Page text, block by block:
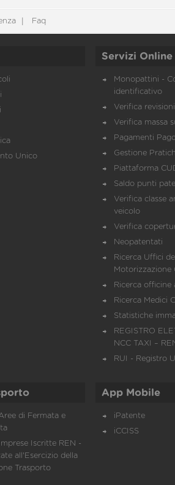
Faq
Unico
Servizi Online
Monopattini -
identificativo
Verifica
Verifica massa
Pagamenti
Gestione
Piattaforma
Saldo punti
Verifica classe
veicolo
Verifica
Neopatentati
Ricerca Uffici
Motorizzazione
Ricerca officine
Ricerca Medici
Statistiche
REGISTRO
NCC TAXI –
RUI - Registro
di Fermata e
Iscritte REN -
all'Esercizio della
Trasporto
App Mobile
iPatente
iCCISS